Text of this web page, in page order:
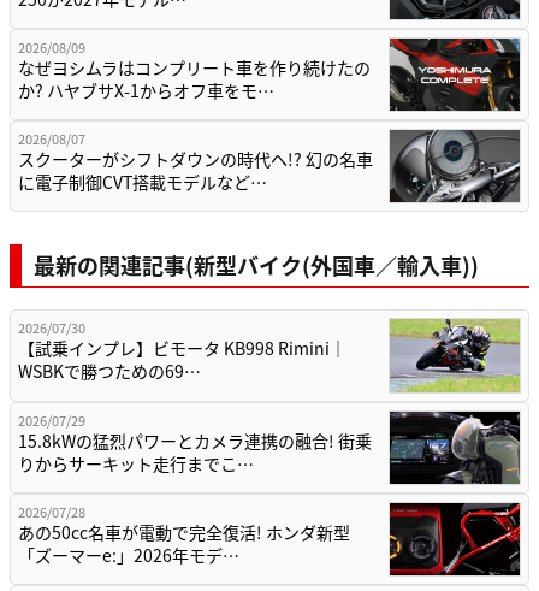
2026/08/09
なぜヨシムラはコンプリート車を作り続けたの
か? ハヤブサX-1からオフ車をモ…
2026/08/07
スクーターがシフトダウンの時代へ!? 幻の名車
に電子制御CVT搭載モデルなど…
最新の関連記事(新型バイク(外国車／輸入車))
2026/07/30
【試乗インプレ】ビモータ KB998 Rimini｜
WSBKで勝つための69…
2026/07/29
15.8kWの猛烈パワーとカメラ連携の融合! 街乗
りからサーキット走行までこ…
2026/07/28
あの50cc名車が電動で完全復活! ホンダ新型
「ズーマーe:」2026年モデ…